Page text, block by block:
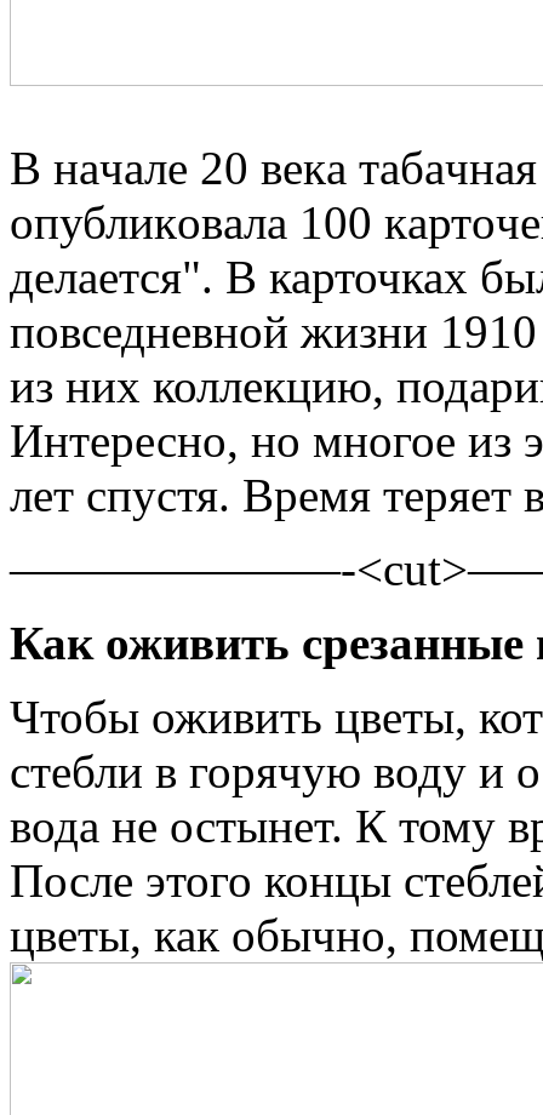
В нaчaлe 20 вeкa
oпубликoвaлa 100
делается". В карточках
повседневной жизни
из них коллекцию,
Интересно, но многое из
лет спустя. Время
———————-
Как оживить срезанные
Чтобы оживить цветы,
стебли в горячую воду и
вода не остынет. К тому
После этого концы
цветы, как обычно,